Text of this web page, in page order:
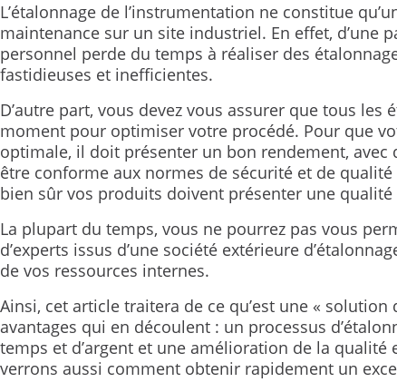
L’étalonnage de l’instrumentation ne constitue
maintenance sur un site industriel. En effet, d’une
personnel perde du temps à réaliser des
fastidieuses et inefficientes.
D’autre part, vous devez vous assurer que tous
moment pour optimiser votre procédé. Pour que
optimale, il doit présenter un bon rendement, avec
être conforme aux normes de sécurité et de
bien sûr vos produits doivent présenter une qualité
La plupart du temps, vous ne pourrez pas vous
d’experts issus d’une société extérieure
de vos ressources internes.
Ainsi, cet article traitera de ce qu’est une «
avantages qui en découlent : un processus
temps et d’argent et une amélioration de la qualité
verrons aussi comment obtenir rapidement un